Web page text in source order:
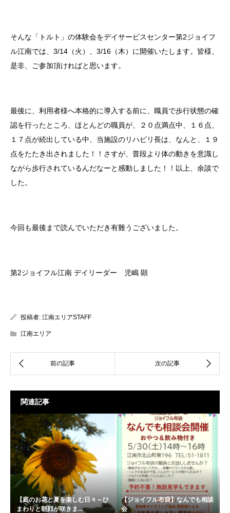
そんな「トルト」の体験会をデイサービスセンター第2ジョイフ
ル江南では、3/14（火）、3/16（木）に開催いたします。皆様、
是非、ご参加頂ければと思います。
最後に、利用者様へ本格的に導入する前に、職員で歩行状態の確
認を行ったところ、ほとんどの職員が、２０点満点中、１６点、
１７点が続出している中、当施設のリハビリ長は、なんと、１９
点をたたき出されました！！さすが、普段より体の動きを意識し
ながら歩行されているんだなーと感動しました！！以上、余談で
した。
今回も最後まで読んでいただき有難うございました。
第2ジョイフル江南 デイリーダー 児嶋 顕
投稿者: 江南エリアSTAFF
江南エリア
関連記事
【庭のお花と夏を楽しむ日々～ひ
まわりと朝顔が咲きま...
【ジョイフル布袋】なんでも相談
会